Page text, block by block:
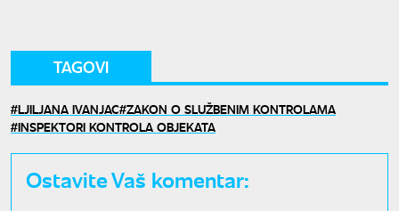
TAGOVI
LJILJANA IVANJAC ZAKON O SLUŽBENIM KONTROLAMA
INSPEKTORI KONTROLA OBJEKATA
Ostavite Vaš komentar: